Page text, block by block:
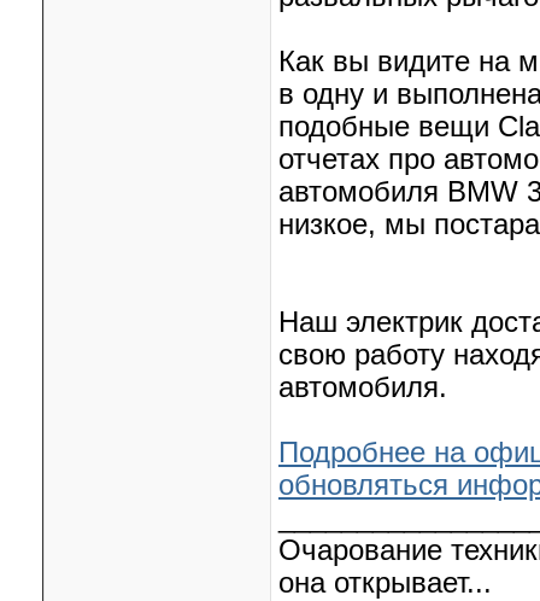
Как вы видите на
в одну и
подобные вещи
отчетах про
автомобиля BMW
низкое, мы
Наш электрик
свою работу
автомобиля.
Подробнее на
обновляться
Очарование
она открывает...